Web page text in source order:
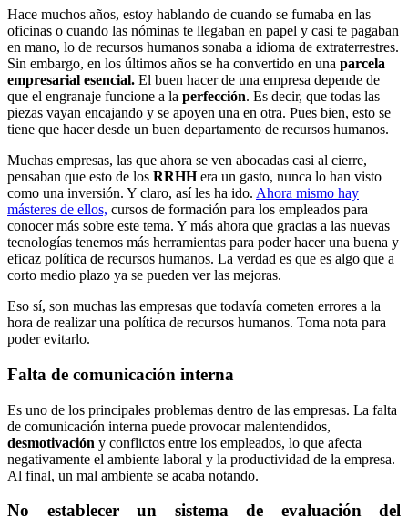
Hace muchos años, estoy hablando de cuando se fumaba en las
oficinas o cuando las nóminas te llegaban en papel y casi te pagaban
en mano, lo de recursos humanos sonaba a idioma de extraterrestres.
Sin embargo, en los últimos años se ha convertido en una parcela
empresarial esencial. El buen hacer de una empresa depende de
que el engranaje funcione a la perfección. Es decir, que todas las
piezas vayan encajando y se apoyen una en otra. Pues bien, esto se
tiene que hacer desde un buen departamento de recursos humanos.
Muchas empresas, las que ahora se ven abocadas casi al cierre,
pensaban que esto de los RRHHera un gasto, nunca lo han visto
como una inversión. Y claro, así les ha ido. Ahora mismo hay
másteres de ellos, cursos de formación para los empleados para
conocer más sobre este tema. Y más ahora que gracias a las nuevas
tecnologías tenemos más herramientas para poder hacer una buena y
eficaz política de recursos humanos. La verdad es que es algo que a
corto medio plazo ya se pueden ver las mejoras.
Eso sí, son muchas las empresas que todavía cometen errores a la
hora de realizar una política de recursos humanos. Toma nota para
poder evitarlo.
Falta de comunicación interna
Es uno de los principales problemas dentro de las empresas. La falta
de comunicación interna puede provocar malentendidos,
desmotivación y conflictos entre los empleados, lo que afecta
negativamente el ambiente laboral y la productividad de la empresa.
Al final, un mal ambiente se acaba notando.
No establecer un sistema de evaluación del